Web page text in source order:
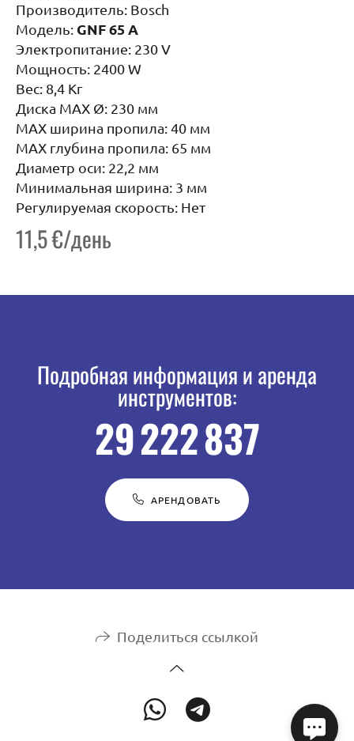
Производитель: Bosch
Модель: GNF 65 А
Электропитание: 230 V
Мощность: 2400 W
Вес: 8,4 Кг
Диска MAX Ø: 230 мм
MAX ширина пропила: 40 мм
MAX глубина пропила: 65 мм
Диаметр оси: 22,2 мм
Минимальная ширина: 3 мм
Регулируемая скорость: Нет
11,5 €/день
Подробная информация и аренда
инструментов:
29 222 837
АРЕНДОВАТЬ
Поделиться ссылкой